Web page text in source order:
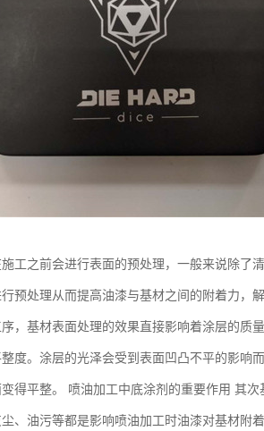
工之前会进行表面的预处理，一般来说除了
预处理从而提高油漆与基材之间的附着力，
，基材表面处理的效果直接影响着涂层的质
度。涂层的光泽会受到表面凹凸不平的影响
得平整。 喷油加工中底涂剂的重要作用 其
、油污等都是影响喷油加工时油漆对基材附